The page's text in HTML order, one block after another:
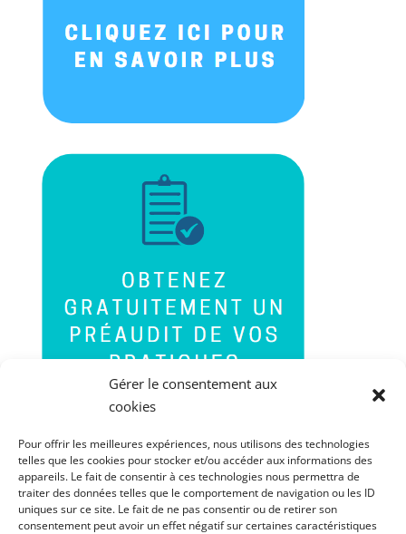
Gérer le consentement aux
cookies
Pour offrir les meilleures expériences, nous utilisons des technologies
telles que les cookies pour stocker et/ou accéder aux informations des
appareils. Le fait de consentir à ces technologies nous permettra de
traiter des données telles que le comportement de navigation ou les ID
uniques sur ce site. Le fait de ne pas consentir ou de retirer son
consentement peut avoir un effet négatif sur certaines caractéristiques